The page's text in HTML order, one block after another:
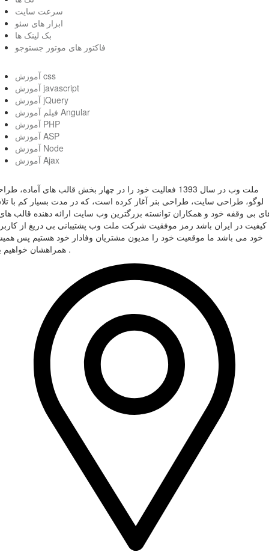
سرعت سایت
ابزار های سئو
بک لینک ها
فاکتور های موتور جستوجو
آموزش css
آموزش javascript
آموزش jQuery
فیلم آموزش Angular
آموزش PHP
آموزش ASP
آموزش Node
آموزش Ajax
ملت وب در سال 1393 فعالیت خود را در چهار بخش قالب های آماده،
لوگو، طراحی سایت، طراحی بنر آغاز کرده است، که در مدت بسیار کم با
بی وقفه خود و همکاران توانسته بزرگترین وب سایت ارائه دهنده قالب
کیفیت در ایران باشد رمز موفقیت شرکت ملت وب پشتیبانی بی دریغ از
خود می باشد ما موقعیت خود را مدیون مشتریان وفادار خود هستیم پس
همراهشان خواهیم بود .